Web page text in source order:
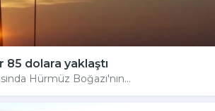
dolara yaklaştı
Hürmüz Boğazı'nın...